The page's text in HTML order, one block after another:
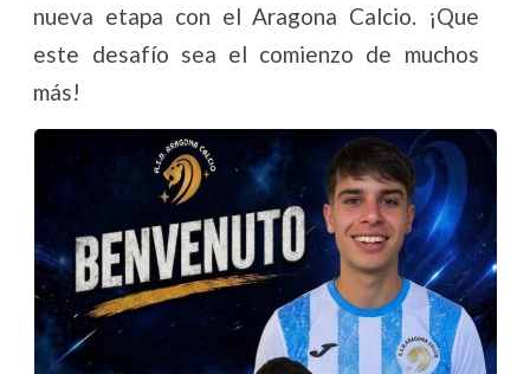
nueva etapa con el Aragona Calcio. ¡Que
este desafío sea el comienzo de muchos
más!